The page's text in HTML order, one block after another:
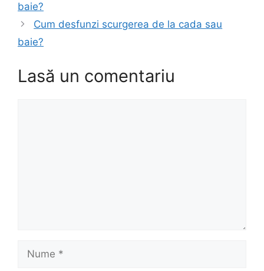
baie?
Cum desfunzi scurgerea de la cada sau
baie?
Lasă un comentariu